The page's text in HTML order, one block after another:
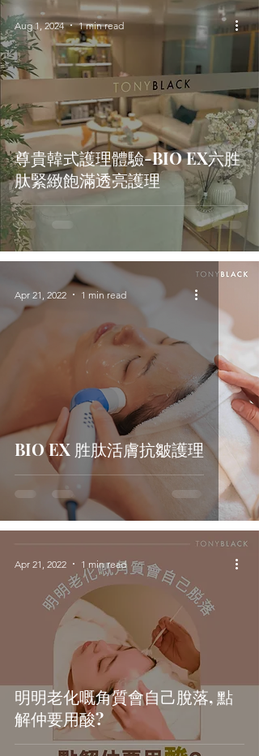
尊貴韓式護理體驗-BIO EX六胜
肽緊緻飽滿透亮護理
Aug 1, 2024 1 min read
BIO EX 胜肽活膚抗皺護理
Apr 21, 2022 1 min read
明明老化嘅角質會自己脫落, 點
解仲要用酸?
Apr 21, 2022 1 min read